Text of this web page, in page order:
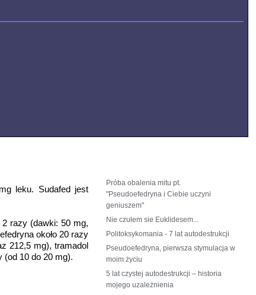
Próba obalenia mitu pt.
"Pseudoefedryna i Ciebie uczyni
geniuszem"
Nie czułem sie Euklidesem...
Politoksykomania - 7 lat autodestrukcji
Pseudoefedryna, pierwsza stymulacja w
moim życiu
5 lat czystej autodestrukcji – historia
mojego uzależnienia
leku. Sudafed jest
razy (dawki: 50 mg,
około 20 razy
212,5 mg), tramadol
(od 10 do 20 mg).